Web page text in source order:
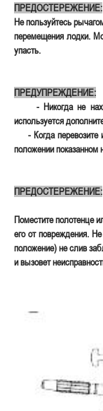
ПРЕДОСТЕРЕЖЕНИЕ:
Не пользуйтесь
перемещения лодки.
упасть.
ПРЕДУПРЕЖДЕНИЕ:
- Никогда не
используется
- Когда перевозите
положении показанном
ПРЕДОСТЕРЕЖЕНИЕ:
Поместите полотенце
его от повреждения.
положение) не слив
и вызовет